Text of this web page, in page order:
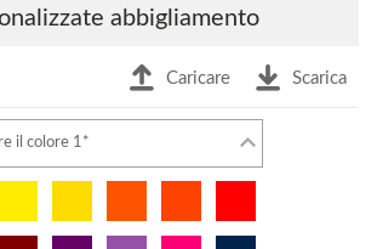
abbigliamento
Caricare Scarica
il colore 1*